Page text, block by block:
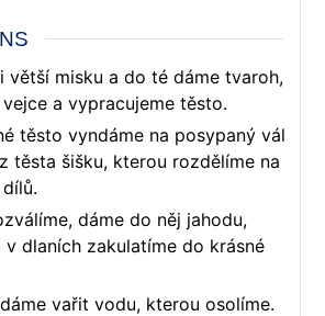
větší misku a do té dáme tvaroh,
vejce a vypracujeme těsto.
těsto vyndáme na posypaný vál
těsta šišku, kterou rozdělíme na
dáme do něj jahodu,
v dlaních zakulatíme do krásné
vařit vodu, kterou osolíme.